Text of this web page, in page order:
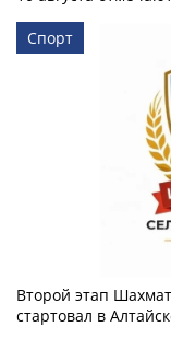
Спорт
Второй этап
стартовал в